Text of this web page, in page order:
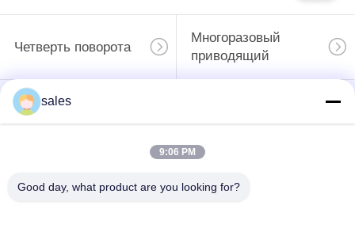
Четверть поворота
Многоразовый
приводящий
Взрывозащитный
электрический
электрический
Неисправность
sales
9:06 PM
Good day, what product are you looking for?